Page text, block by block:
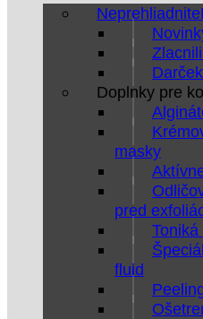
Neprehliadnite
Doplnky pre
masky
pred
fluid